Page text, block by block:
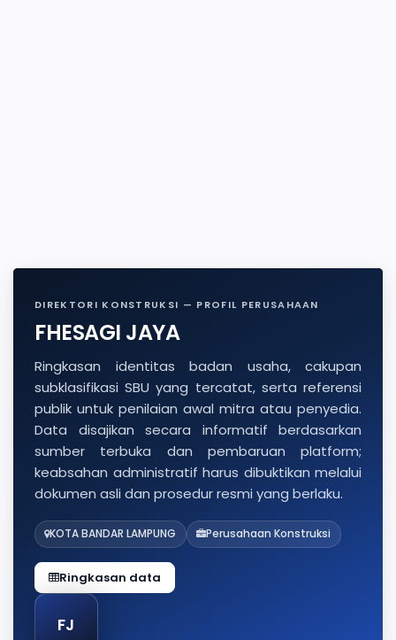
DIREKTORI KONSTRUKSI — PROFIL PERUSAHAAN
FHESAGI JAYA
Ringkasan identitas badan usaha, cakupan
subklasifikasi SBU yang tercatat, serta referensi
publik untuk penilaian awal mitra atau penyedia.
Data disajikan secara informatif berdasarkan
sumber terbuka dan pembaruan platform;
keabsahan administratif harus dibuktikan melalui
dokumen asli dan prosedur resmi yang berlaku.
KOTA BANDAR LAMPUNG Perusahaan Konstruksi
Ringkasan data
FJ